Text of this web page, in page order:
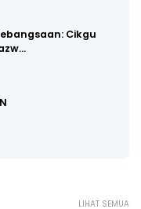
Cikgu
LIHAT SEMUA